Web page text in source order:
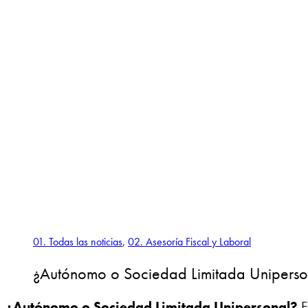
01. Todas las noticias, 02. Asesoría Fiscal y Laboral
¿Autónomo o Sociedad Limitada